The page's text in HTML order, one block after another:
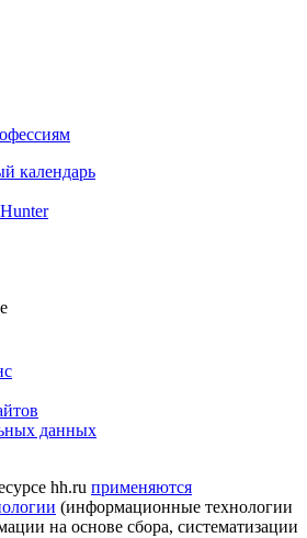
календарь
данных
hh.ru применяются
(информационные технологии
на основе сбора, систематизации